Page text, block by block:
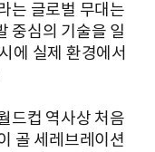
는 글로벌 무대는
중심의 기술을 일
에 실제 환경에서
드컵 역사상 처음
골 세레브레이션